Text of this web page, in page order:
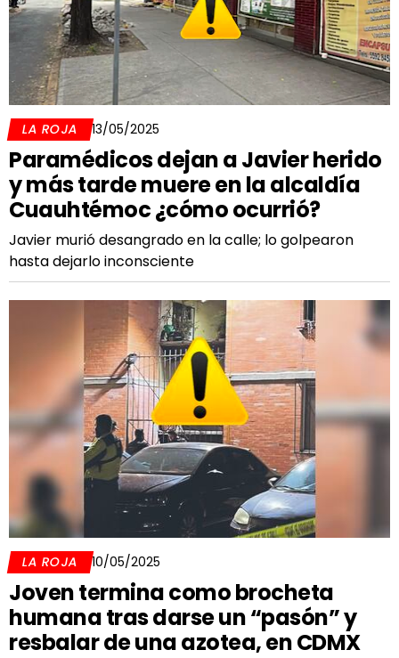
LA ROJA 13/05/2025
Paramédicos dejan a Javier herido
y más tarde muere en la alcaldía
Cuauhtémoc ¿cómo ocurrió?
Javier murió desangrado en la calle; lo golpearon
hasta dejarlo inconsciente
LA ROJA 10/05/2025
Joven termina como brocheta
humana tras darse un “pasón” y
resbalar de una azotea, en CDMX